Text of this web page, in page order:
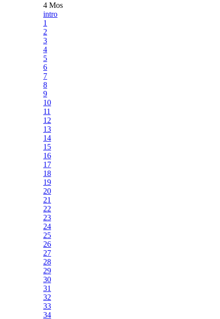
4 Mos
intro
1
2
3
4
5
6
7
8
9
10
11
12
13
14
15
16
17
18
19
20
21
22
23
24
25
26
27
28
29
30
31
32
33
34